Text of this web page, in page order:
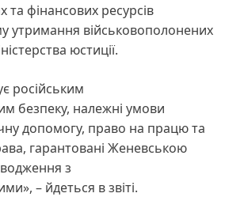
фінансових ресурсів
утримання військовополонених
юстиції.
російським
безпеку, належні умови
допомогу, право на працю та
гарантовані Женевською
з
– йдеться в звіті.